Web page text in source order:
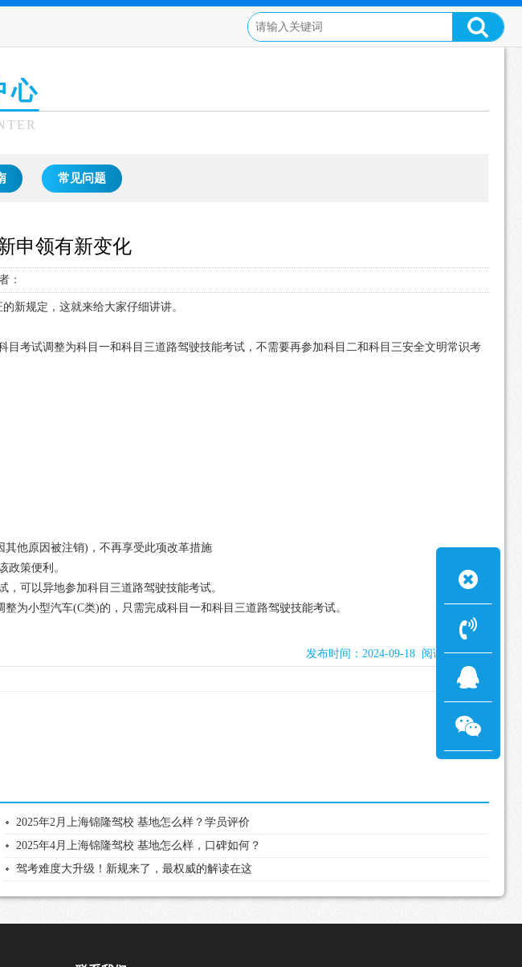
心
常见问题
申领有新变化
：
新规定，这就来给大家仔细讲讲。
考试调整为科目一和科目三道路驾驶技能考试，不需要再参加科目二和科目三安全文明常识考
他原因被注销)，不再享受此项改革措施
政策便利。
可以异地参加科目三道路驾驶技能考试。
为小型汽车(C类)的，只需完成科目一和科目三道路驾驶技能考试。
发布时间：2024-09-18 阅读：1783次
2025年2月上海锦隆驾校 基地怎么样？学员评价
2025年4月上海锦隆驾校 基地怎么样，口碑如何？
驾考难度大升级！新规来了，最权威的解读在这